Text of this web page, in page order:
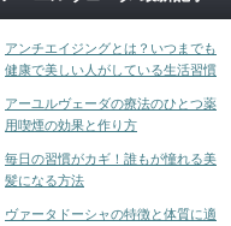
アンチエイジングとは？いつまでも
健康で美しい人がしている生活習慣
アーユルヴェーダの療法のひとつ薬
用喫煙の効果と作り方
毎日の習慣がカギ！誰もが憧れる美
髪になる方法
ヴァータドーシャの特徴と体質に適